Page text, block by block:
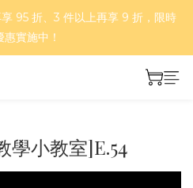
II｜正價商品 8 折，滿三件享75
件享7折！
95 折、3 件以上再享 9 折，限時
惠實施中！
，任 2 件 66 折、4 件 55 折！
件享7折！
學小教室]E.54